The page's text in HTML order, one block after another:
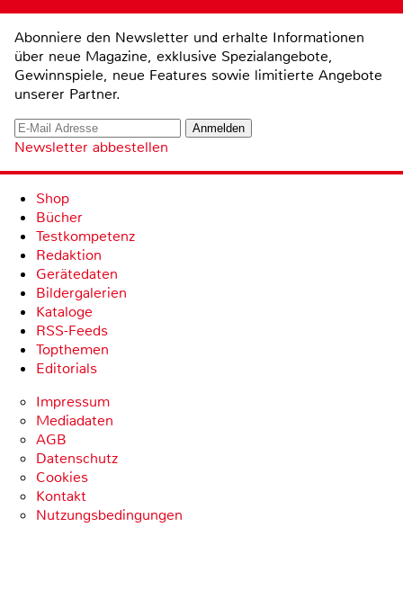
Abonniere den Newsletter und erhalte Informationen
über neue Magazine, exklusive Spezialangebote,
Gewinnspiele, neue Features sowie limitierte Angebote
unserer Partner.
Newsletter abbestellen
Shop
Bücher
Testkompetenz
Redaktion
Gerätedaten
Bildergalerien
Kataloge
RSS-Feeds
Topthemen
Editorials
Impressum
Mediadaten
AGB
Datenschutz
Cookies
Kontakt
Nutzungsbedingungen